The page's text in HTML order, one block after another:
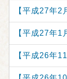
【平成27年
【平成27年
【平成26年